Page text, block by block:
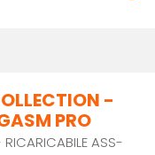
-
PRO
RICARICABILE ASS-